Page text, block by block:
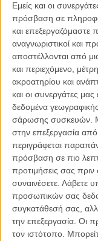
Εμείς και οι
πρόσβαση σε
και
αναγνωριστικοί και
αποστέλλονται από
και περιεχόμενο,
ακροατηρίου και
και οι συνεργάτες
δεδομένα
σάρωσης συσκευών.
στην επεξεργασία
περιγράφεται
πρόσβαση σε πιο
προτιμήσεις σας πριν
συναινέσετε. Λάβετε
προσωπικών σας
συγκατάθεσή σας,
την επεξεργασία. Οι
τον ιστότοπο.
Θύμιος
/ 09 ΜΑΙ 2011
Κάννες 2011: Το
ΘΕΜΑΤΑ /11 ΜΑΙ 2011/
Porfirio –
φωτογραφία
ΝΕΑ /15 ΜΑΙ 2011/
Κι άλλες ταινίες
«Αλπεις»
ΝΕΑ /17 ΑΥΓ 2011/
52o Διεθνές
Ημέρα έβδομη